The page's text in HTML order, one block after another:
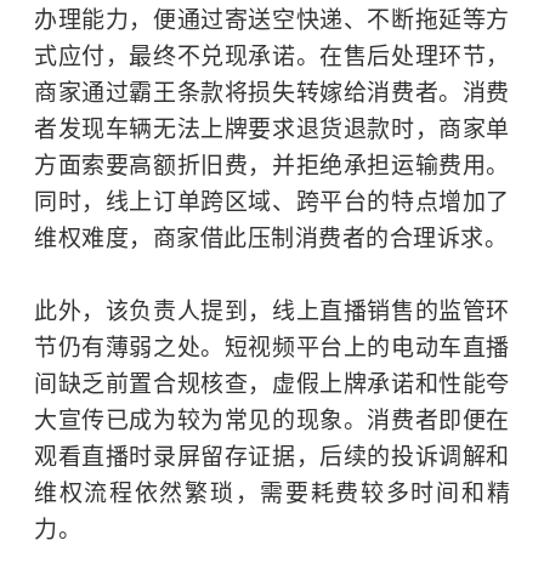
办理能力，便通过寄送空快递、不断拖延等方
式应付，最终不兑现承诺。在售后处理环节，
商家通过霸王条款将损失转嫁给消费者。消费
者发现车辆无法上牌要求退货退款时，商家单
方面索要高额折旧费，并拒绝承担运输费用。
同时，线上订单跨区域、跨平台的特点增加了
维权难度，商家借此压制消费者的合理诉求。
此外，该负责人提到，线上直播销售的监管环
节仍有薄弱之处。短视频平台上的电动车直播
间缺乏前置合规核查，虚假上牌承诺和性能夸
大宣传已成为较为常见的现象。消费者即便在
观看直播时录屏留存证据，后续的投诉调解和
维权流程依然繁琐，需要耗费较多时间和精
力。